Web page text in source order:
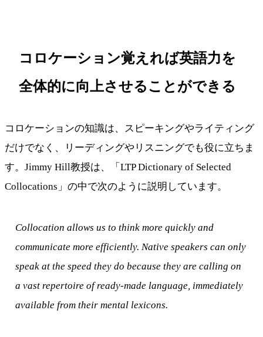
コロケーション覚えれば英語力を
全体的に向上させることができる
コロケーションの知識は、スピーキングやライティング
だけでなく、リーディングやリスニングでも役に立ちま
す。Jimmy Hill教授は、「LTP Dictionary of Selected
Collocations」の中で次のように説明しています。
Collocation allows us to think more quickly and
communicate more efficiently. Native speakers can only
speak at the speed they do because they are calling on
a vast repertoire of ready-made language, immediately
available from their mental lexicons.